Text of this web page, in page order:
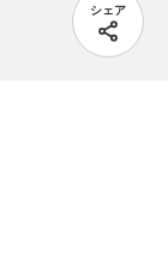
シェア